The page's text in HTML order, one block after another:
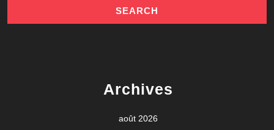
Archives
août 2026